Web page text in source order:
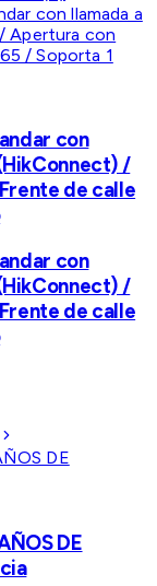
con
/
de calle
con
/
de calle
DE